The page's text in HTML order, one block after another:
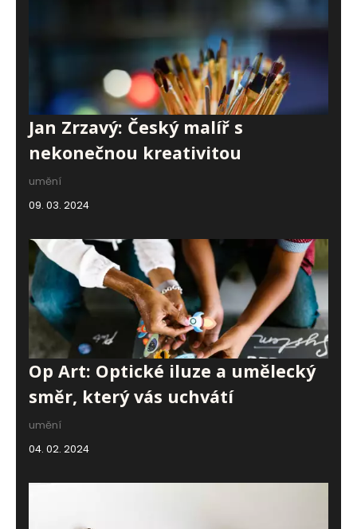
Jan Zrzavý: Český malíř s
nekonečnou kreativitou
umění
09. 03. 2024
Op Art: Optické iluze a umělecký
směr, který vás uchvátí
umění
04. 02. 2024